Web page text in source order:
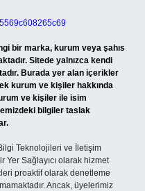
bir marka, kurum veya şahıs
Sitede yalnızca kendi
Burada yer alan içerikler
kurum ve kişiler hakkında
ve kişiler ile isim
bilgiler taslak
Teknolojileri ve İletişim
Yer Sağlayıcı olarak hizmet
proaktif olarak denetleme
Ancak, üyelerimiz